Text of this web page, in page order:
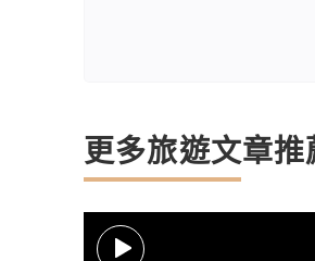
更多旅遊文章推